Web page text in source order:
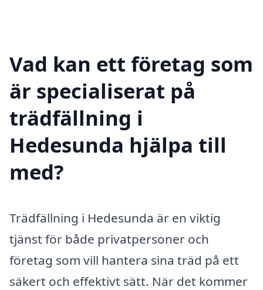
Vad kan ett företag som
är specialiserat på
trädfällning i
Hedesunda hjälpa till
med?
Trädfällning i Hedesunda är en viktig
tjänst för både privatpersoner och
företag som vill hantera sina träd på ett
säkert och effektivt sätt. När det kommer